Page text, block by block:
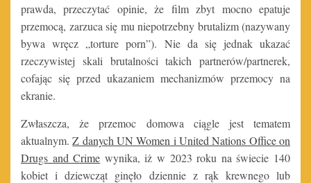
prawda, przeczytać opinie, że film zbyt mocno epatuje
przemocą, zarzuca się mu niepotrzebny brutalizm (nazywany
bywa wręcz „torture porn”). Nie da się jednak ukazać
rzeczywistej skali brutalności takich partnerów/partnerek,
cofając się przed ukazaniem mechanizmów przemocy na
ekranie.
Zwłaszcza, że przemoc domowa ciągle jest tematem
aktualnym.Z danych UN Women i United Nations Office on
Drugs and Crime wynika, iż w 2023 roku na świecie 140
kobiet i dziewcząt ginęło dziennie z rąk krewnego lub